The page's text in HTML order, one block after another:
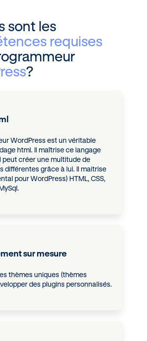
sont les
requises
?
WordPress est un véritable
html. Il maîtrise ce langage
peut créer une multitude de
différentes grâce à lui. Il maitrise
pour WordPress) HTML, CSS,
sur mesure
thèmes uniques (thèmes
des plugins personnalisés.